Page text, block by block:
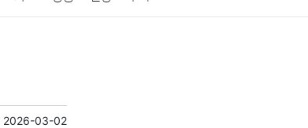
2026-03-02